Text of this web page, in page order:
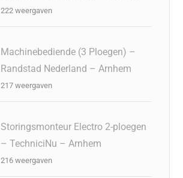
222 weergaven
Machinebediende (3 Ploegen) –
Randstad Nederland – Arnhem
217 weergaven
Storingsmonteur Electro 2-ploegen
– TechniciNu – Arnhem
216 weergaven